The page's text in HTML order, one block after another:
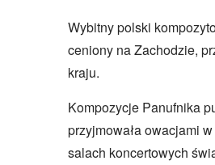
Wybitny polski
ceniony na Zachodzie,
kraju.
Kompozycje Panufnika
przyjmowała owacjami
salach koncertowych